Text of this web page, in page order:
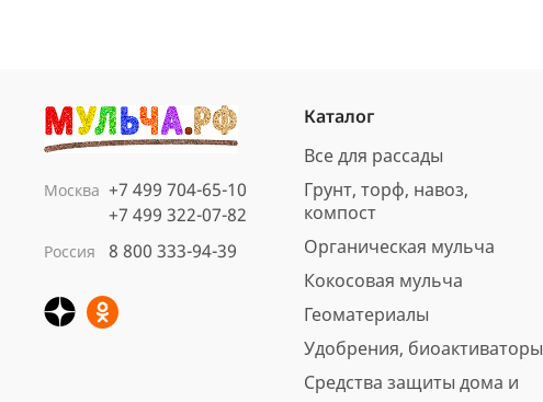
Москва +7 499 704-65-10
+7 499 322-07-82
Россия 8 800 333-94-39
Каталог
Все для рассады
Грунт, торф, навоз,
компост
Органическая мульча
Кокосовая мульча
Геоматериалы
Удобрения, биоактиваторы
Средства защиты дома и